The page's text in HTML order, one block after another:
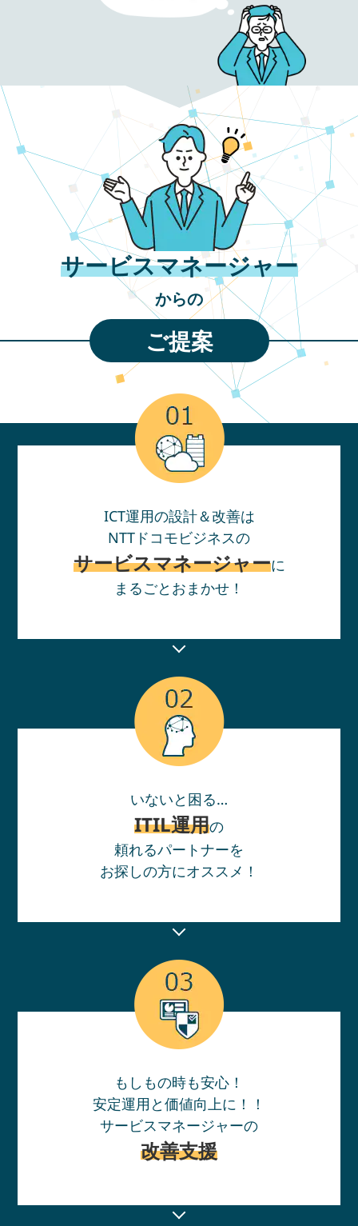
サービスマネージャー
からの
ご提案
ICT運用の設計＆改善は
NTTドコモビジネスの
サービスマネージャーに
まるごとおまかせ！
いないと困る…
ITIL運用の
頼れるパートナーを
お探しの方にオススメ！
もしもの時も安心！
安定運用と価値向上に！！
サービスマネージャーの
改善支援